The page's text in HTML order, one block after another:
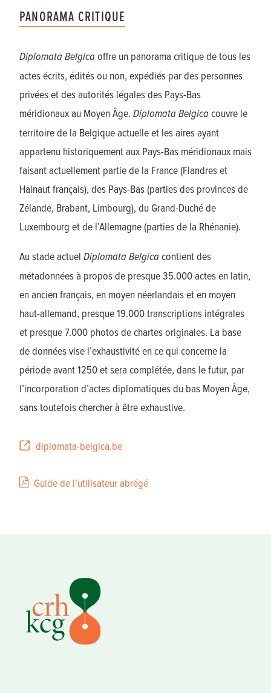
PANORAMA CRITIQUE
Diplomata Belgicaoffre un panorama critique de tous les
actes écrits, édités ou non, expédiés par des personnes
privées et des autorités légales des Pays-Bas
méridionaux au Moyen Âge. Diplomata Belgicacouvre le
territoire de la Belgique actuelle et les aires ayant
appartenu historiquement aux Pays-Bas méridionaux mais
faisant actuellement partie de la France (Flandres et
Hainaut français), des Pays-Bas (parties des provinces de
Zélande, Brabant, Limbourg), du Grand-Duché de
Luxembourg et de l’Allemagne (parties de la Rhénanie).
Au stade actuel Diplomata Belgicacontient des
métadonnées à propos de presque 35.000 actes en latin,
en ancien français, en moyen néerlandais et en moyen
haut-allemand, presque 19.000 transcriptions intégrales
et presque 7.000 photos de chartes originales. La base
de données vise l’exhaustivité en ce qui concerne la
période avant 1250 et sera complétée, dans le futur, par
l’incorporation d’actes diplomatiques du bas Moyen Âge,
sans toutefois chercher à être exhaustive.
diplomata-belgica.be
Guide de l’utilisateur abrégé